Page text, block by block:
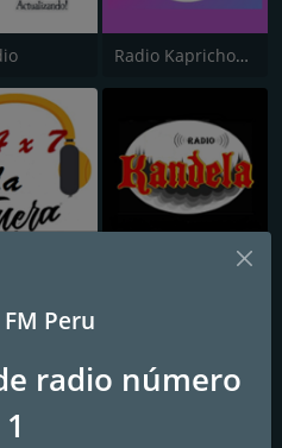
Radio Kaprichos FM
Peru
radio número
1